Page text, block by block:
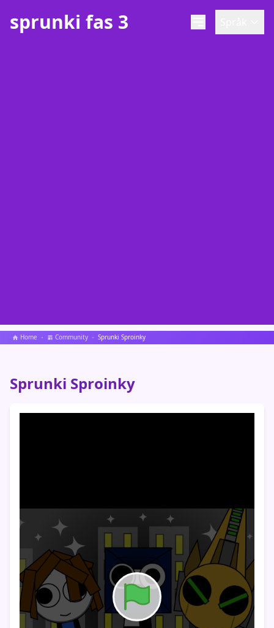
sprunki fas 3
Home Community Sprunki Sproinky
Sprunki Sproinky